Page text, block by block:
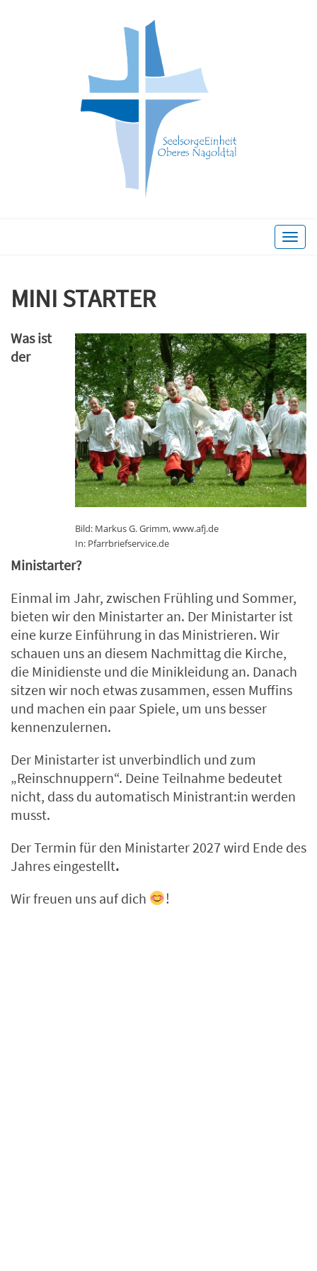
Toggle
MINI STARTER
Bild: Markus G. Grimm, www.afj.de
In: Pfarrbriefservice.de
Was ist
der
Ministarter?
Einmal im Jahr, zwischen Frühling und Sommer,
bieten wir den Ministarter an. Der Ministarter ist
eine kurze Einführung in das Ministrieren. Wir
schauen uns an diesem Nachmittag die Kirche,
die Minidienste und die Minikleidung an. Danach
sitzen wir noch etwas zusammen, essen Muffins
und machen ein paar Spiele, um uns besser
kennenzulernen.
Der Ministarter ist unverbindlich und zum
„Reinschnuppern“. Deine Teilnahme bedeutet
nicht, dass du automatisch Ministrant:in werden
musst.
Der Termin für den Ministarter 2027 wird Ende des
Jahres eingestellt.
Wir freuen uns auf dich
!